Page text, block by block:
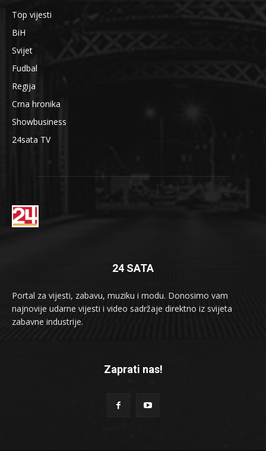
Top vijesti
BiH
Svijet
Fudbal
Regija
Crna hronika
Showbusiness
24sata TV
24 SATA
Portal za vijesti, zabavu, muziku i modu. Donosimo vam
najnovije udarne vijesti i video sadržaje direktno iz svijeta
zabavne industrije.
Zaprati nas!